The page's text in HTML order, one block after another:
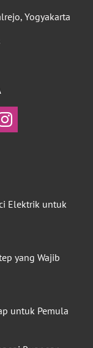
Yogyakarta
Elektrik untuk
yang Wajib
untuk Pemula